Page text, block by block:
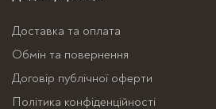
Доставка та оплата
Обмін та повернення
Договір публічної оферти
Політика конфіденційності